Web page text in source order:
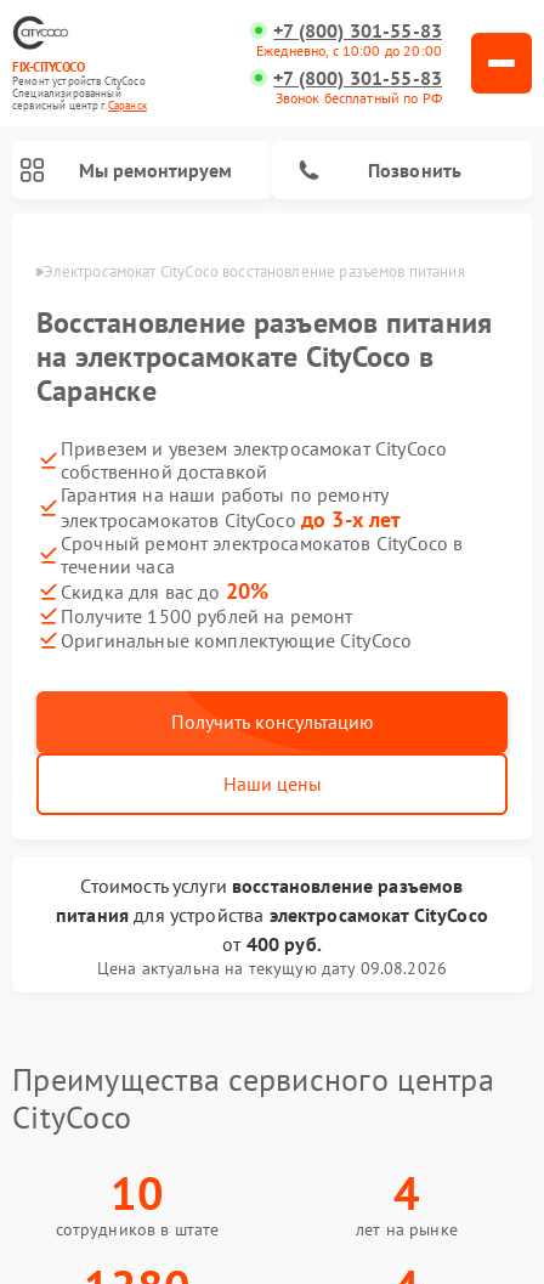
FIX-CITYCOCO
Ремонт устройств CityCoco
Специализированный
cервисный центр г.Саранск
+7 (800) 301-55-83
Ежедневно, с 10:00 до 20:00
+7 (800) 301-55-83
Звонок бесплатный по РФ
Мы ремонтируем Позвонить
Электросамокат CityCoco восстановление разъемов питания
Восстановление разъемов питания
на электросамокате CityCoco в
Саранске
Привезем и увезем электросамокат CityCoco
собственной доставкой
Гарантия на наши работы по ремонту
электросамокатов CityCoco до 3-х лет
Срочный ремонт электросамокатов CityCoco в
течении часа
Скидка для вас до 20%
Получите 1500 рублей на ремонт
Оригинальные комплектующие CityCoco
Получить консультацию
Наши цены
Стоимость услуги восстановление разъемов
питания для устройства электросамокат CityCoco
от 400 руб.
Цена актуальна на текущую дату 09.08.2026
Преимущества сервисного центра
CityCoco
10
сотрудников в штате
4
лет на рынке